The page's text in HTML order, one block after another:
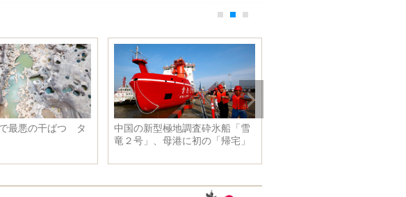
最悪の干ばつ タ
中国の新型極地調査砕氷船「雪
竜２号」、母港に初の「帰宅」